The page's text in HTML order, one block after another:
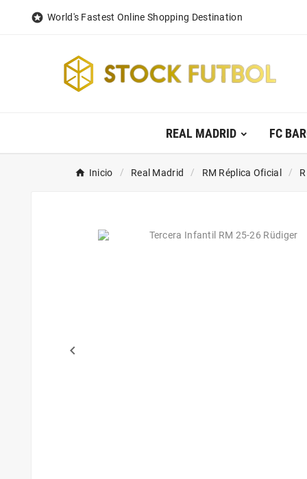
 World's Fastest Online Shopping Destination
REAL MADRID FC
Inicio Real Madrid RM Réplica Oficial
keyboard_arrow_left